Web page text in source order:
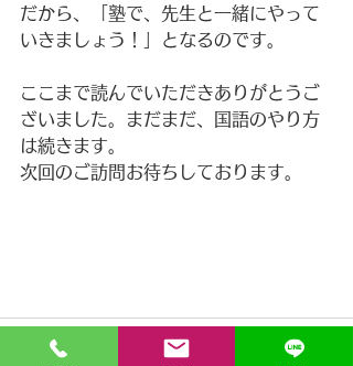
だから、「塾で、先生と一緒にやって
いきましょう！」となるのです。
ここまで読んでいただきありがとうご
ざいました。まだまだ、国語のやり方
は続きます。
次回のご訪問お待ちしております。